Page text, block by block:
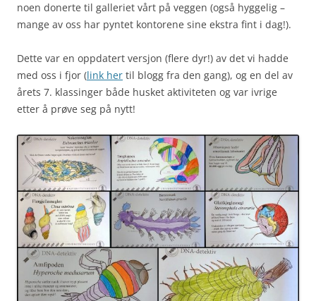
noen donerte til galleriet vårt på veggen (også hyggelig –
mange av oss har pyntet kontorene sine ekstra fint i dag!).
Dette var en oppdatert versjon (flere dyr!) av det vi hadde
med oss i fjor (link her til blogg fra den gang), og en del av
årets 7. klassinger både husket aktiviteten og var ivrige
etter å prøve seg på nytt!